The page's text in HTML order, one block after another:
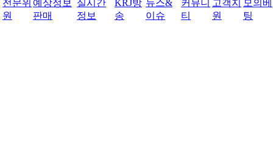
전문위
원
예상정보
판매
실시간
정보
KRJ방
송
뉴스&
이슈
커뮤니
티
고객지
원
모의베
팅